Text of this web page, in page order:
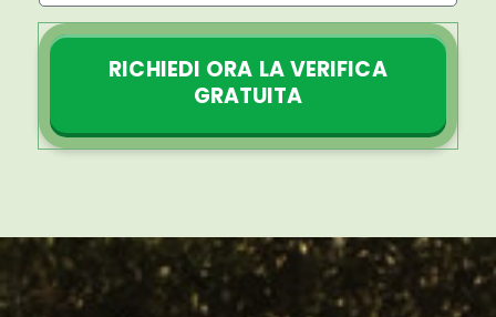
RICHIEDI ORA LA VERIFICA
GRATUITA